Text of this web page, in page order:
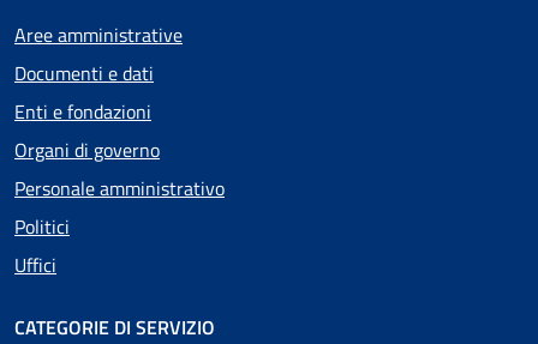
Aree amministrative
Documenti e dati
Enti e fondazioni
Organi di governo
Personale amministrativo
Politici
Uffici
CATEGORIE DI SERVIZIO